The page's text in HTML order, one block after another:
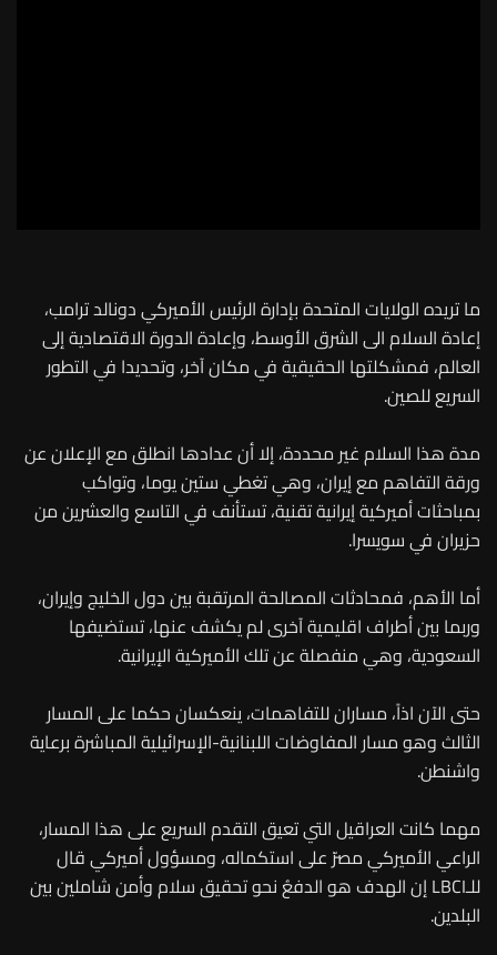
ما تريده الولايات المتحدة بإدارة الرئيس الأميركي دونالد ترامب،
إعادة السلام الى الشرق الأوسط، وإعادة الدورة الاقتصادية إلى
العالم، فمشكلتها الحقيقية في مكان آخر، وتحديدا في التطور
السريع للصين.
مدة هذا السلام غير محددة، إلا أن عدادها انطلق مع الإعلان عن
ورقة التفاهم مع إيران، وهي تغطي ستين يوما، وتواكب
بمباحثات أميركية إيرانية تقنية، تستأنف في التاسع والعشرين من
حزيران في سويسرا.
أما الأهم، فمحادثات المصالحة المرتقبة بين دول الخليج وإيران،
وربما بين أطراف اقليمية آخرى لم يكشف عنها، تستضيفها
السعودية، وهي منفصلة عن تلك الأميركية الإيرانية.
حتى الآن اذاً، مساران للتفاهمات، ينعكسان حكما على المسار
الثالث وهو مسار المفاوضات اللبنانية-الإسرائيلية المباشرة برعاية
واشنطن.
مهما كانت العراقيل التي تعيق التقدم السريع على هذا المسار،
الراعي الأميركي مصرّ على استكماله، ومسؤول أميركي قال
للـLBCI إن الهدف هو الدفعُ نحو تحقيق سلام وأمن شاملين بين
البلدين.